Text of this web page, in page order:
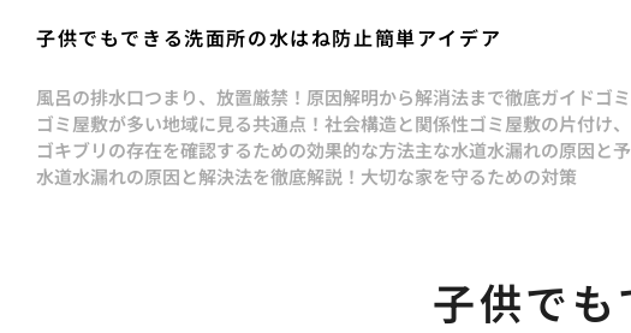
子供でもできる洗面所の水はね防止簡単アイデア
風呂の排水口つまり、放置厳禁！原因解明から解消法まで徹底ガイドゴ
ゴミ屋敷が多い地域に見る共通点！社会構造と関係性ゴミ屋敷の片付け
ゴキブリの存在を確認するための効果的な方法主な水道水漏れの原因と
水道水漏れの原因と解決法を徹底解説！大切な家を守るための対策
子供で